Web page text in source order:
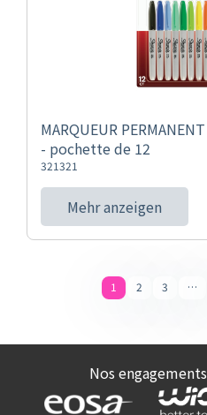
MARQUEUR
- pochette de 12
321321
Mehr anzeigen
1 2 3 …
Nos